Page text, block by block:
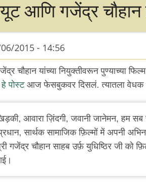
आणि गजेंद्र चौहान
2015 - 14:56
चौहान यांच्या नियुक्तीवरून पुण्याच्या फिल्म
हे पोस्टआज फेसबुकवर दिसलं. त्यातला वेधक
आवारा ज़िंदगी, जवानी जानेमन, हम
सार्थक सामाजिक फ़िल्मों में अपनी
गजेंद्र चौहान साहब उर्फ़ युधिष्ठिर जी को